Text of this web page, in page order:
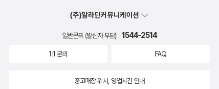
(주)알라딘커뮤니케이션
일반문의 (발신자 부담) 1544-2514
1:1 문의 FAQ
중고매장 위치, 영업시간 안내